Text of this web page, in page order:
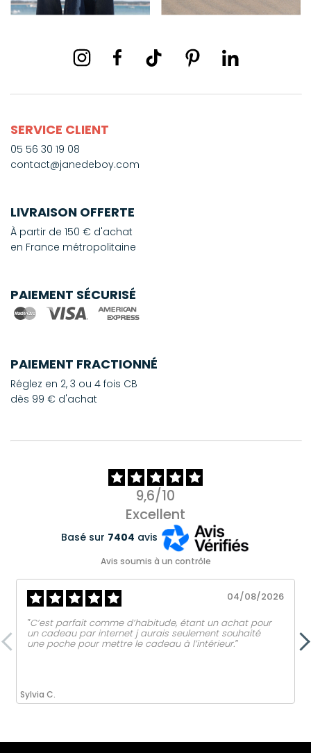
SERVICE CLIENT
05 56 30 19 08
contact@janedeboy.com
LIVRAISON OFFERTE
À partir de 150 € d'achat
en France métropolitaine
PAIEMENT SÉCURISÉ
PAIEMENT FRACTIONNÉ
Réglez en 2, 3 ou 4 fois CB
dès 99 € d'achat
9,6/10
Excellent
Basé sur 7404 avis
Avis soumis à un contrôle
Sylvia C.
04/08/2026
‟C’est parfait comme d’habitude, étant un achat pour
un cadeau par internet j aurais seulement souhaité
une poche pour mettre le cadeau à l’intérieur.ˮ